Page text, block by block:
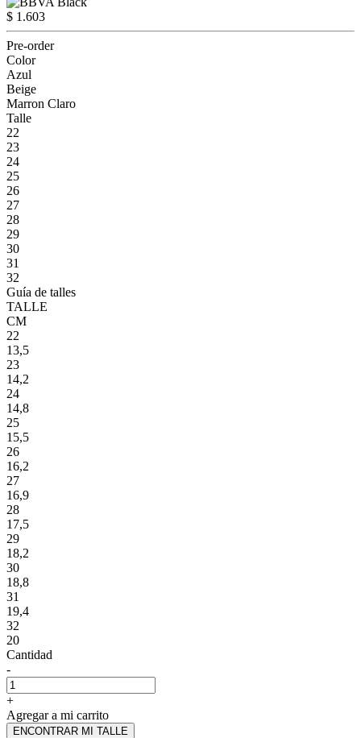
$ 1.603
Pre-order
Color
Azul
Beige
Marron Claro
Talle
22
23
24
25
26
27
28
29
30
31
32
Guía de talles
TALLE
CM
22
13,5
23
14,2
24
14,8
25
15,5
26
16,2
27
16,9
28
17,5
29
18,2
30
18,8
31
19,4
32
20
Cantidad
-
+
Agregar a mi carrito
ENCONTRAR MI TALLE